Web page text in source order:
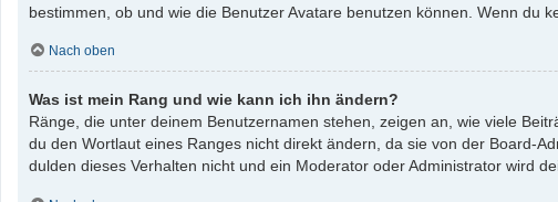
bestimmen, ob und wie die Benutzer Avatare benutzen können. Wenn du
Nach oben
Was ist mein Rang und wie kann ich ihn ändern?
Ränge, die unter deinem Benutzernamen stehen, zeigen an, wie viele
du den Wortlaut eines Ranges nicht direkt ändern, da sie von der Board-
dulden dieses Verhalten nicht und ein Moderator oder Administrator wird